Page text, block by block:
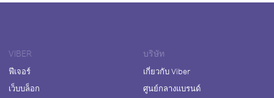
VIBER
ฟีเจอร์
เว็บบล็อก
บริษัท
เกี่ยวกับ Viber
ศูนย์กลางแบรนด์